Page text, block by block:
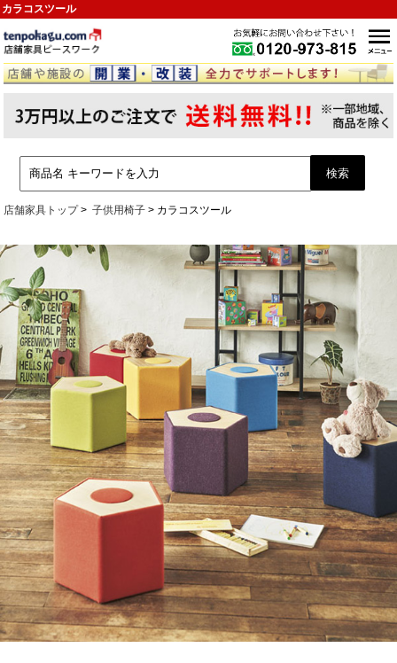
カラコスツール
店舗家具トップ 子供用椅子 カラコスツール